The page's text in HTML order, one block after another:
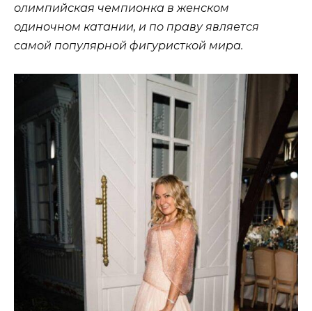
олимпийская чемпионка в женском
одиночном катании, и по праву является
самой популярной фигуристкой мира.